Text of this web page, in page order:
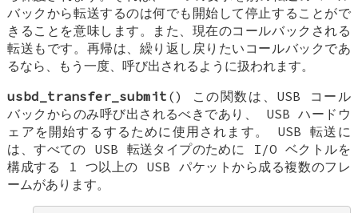
バックから転送するのは何でも開始して停止することがで
きることを意味します。また、現在のコールバックされる
転送もです。再帰は、繰り返し戻りたいコールバックであ
るなら、もう一度、呼び出されるように扱われます。
usbd_transfer_submit () この関数は、USB コール
バックからのみ呼び出されるべきであり、 USB ハードウ
ェアを開始するするために使用されます。 USB 転送に
は、すべての USB 転送タイプのために I/O ベクトルを
構成する 1 つ以上の USB パケットから成る複数のフレ
ームがあります。